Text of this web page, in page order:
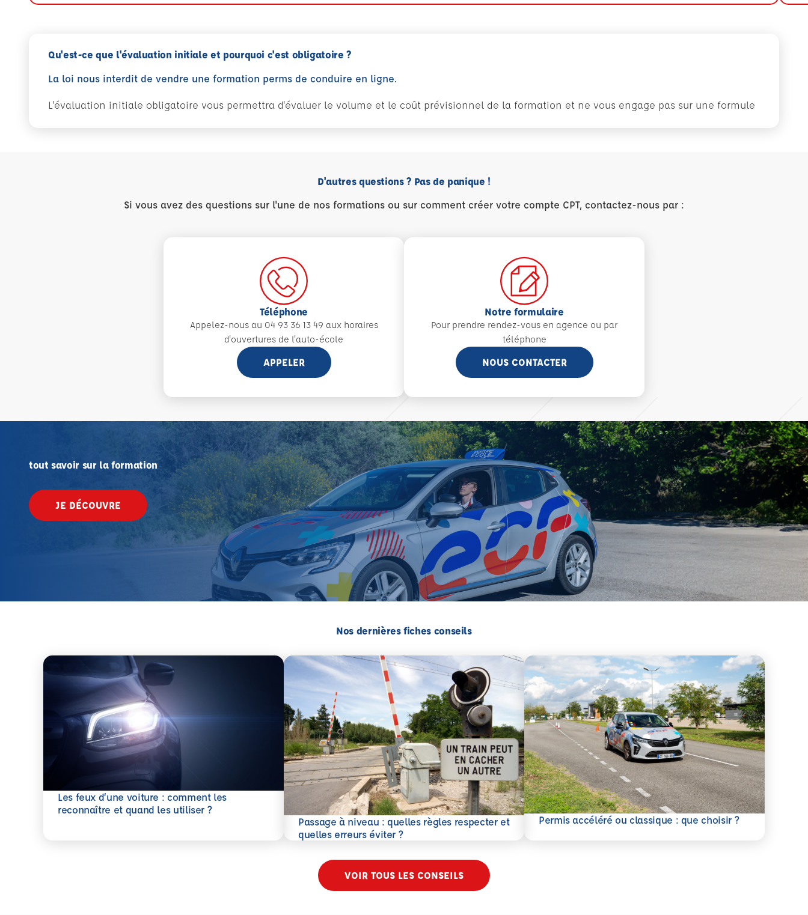
Qu'est-ce que l'évaluation initiale et pourquoi c'est obligatoire ?
La loi nous interdit de vendre une formation perms de conduire en ligne.
L'évaluation initiale obligatoire vous permettra d'évaluer le volume et le coût prévisionnel de la formation et ne vous engage pas sur une formule
D'autres questions ? Pas de panique !
Si vous avez des questions sur l'une de nos formations ou sur comment créer votre compte CPT, contactez-nous par :
Téléphone
Appelez-nous au 04 93 36 13 49 aux horaires
d'ouvertures de l'auto-école
APPELER
Notre formulaire
Pour prendre rendez-vous en agence ou par
téléphone
NOUS CONTACTER
tout savoir sur la formation
JE DÉCOUVRE
Nos dernières fiches conseils
Les feux d’une voiture : comment les
reconnaître et quand les utiliser ?
En savoir plus
Passage à niveau : quelles règles respecter et
quelles erreurs éviter ?
En savoir plus
Permis accéléré ou classique : que choisir ?
En savoir plus
VOIR TOUS LES CONSEILS